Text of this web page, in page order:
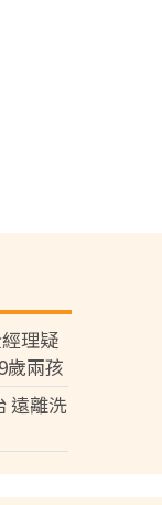
理疑
歲兩孩
女
遠離洗